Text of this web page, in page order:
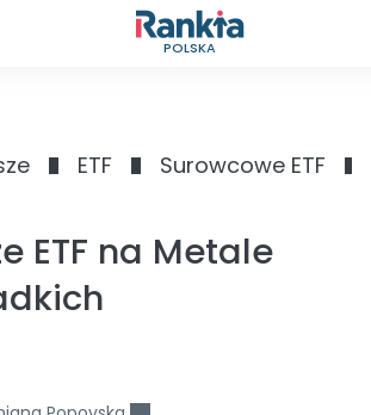
POLSKA
ETF Surowcowe ETF
ETF na Metale